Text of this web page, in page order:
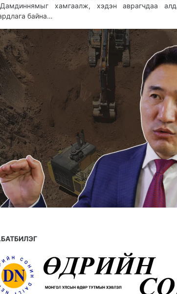
хамгаалж, хэдэн аврагчдаа
байна…